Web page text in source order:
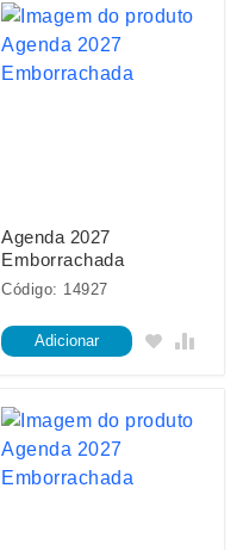
Agenda 2027
Emborrachada
Código: 14927
Adicionar